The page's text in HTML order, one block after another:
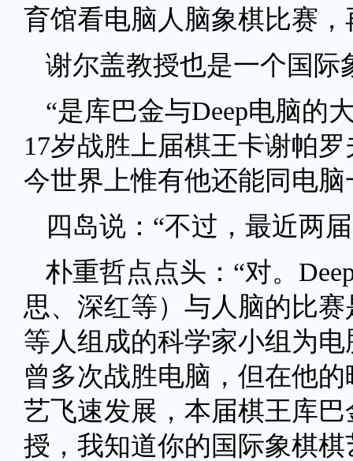
育馆看电脑人脑象棋比赛
谢尔盖教授也是一个国际
“是库巴金与Deep电脑的
17岁战胜上届棋王卡谢帕
今世界上惟有他还能同电脑
四岛说：“不过，最近两
朴重哲点点头：“对。
思、深红等）与人脑的比
等人组成的科学家小组为
曾多次战胜电脑，但在他
艺飞速发展，本届棋王库
授，我知道你的国际象棋